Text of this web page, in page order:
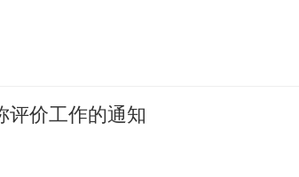
评价工作的通知